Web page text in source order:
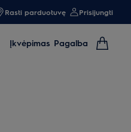
Rasti parduotuvę Prisijungti
Įkvėpimas Pagalba